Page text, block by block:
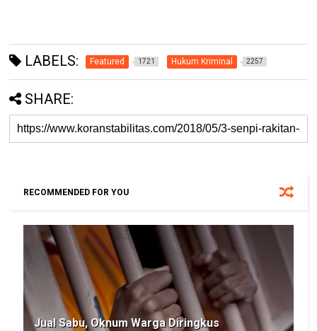
LABELS: Featured 1721 Hukum Kriminal 2257
SHARE:
RECOMMENDED FOR YOU
Jual Sabu, Oknum Warga Diringkus